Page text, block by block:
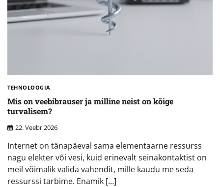
TEHNOLOOGIA
Mis on veebibrauser ja milline neist on kõige
turvalisem?
22. Veebr 2026
Internet on tänapäeval sama elementaarne ressurss
nagu elekter või vesi, kuid erinevalt seinakontaktist on
meil võimalik valida vahendit, mille kaudu me seda
ressurssi tarbime. Enamik […]